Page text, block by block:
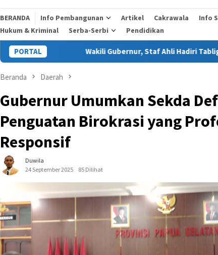
BERANDA Info Pembangunan Artikel Cakrawala Info
Hukum & Kriminal
Serba-Serbi Pendidikan
PORTAL
Wakili Gubernur, Staf Ahli Hadiri Tabligh Akbar dan KKR HUT
Beranda Daerah
Gubernur Umumkan Sekda
Penguatan Birokrasi yang
Responsif
Duwila
24 September 2025
85 Dilihat